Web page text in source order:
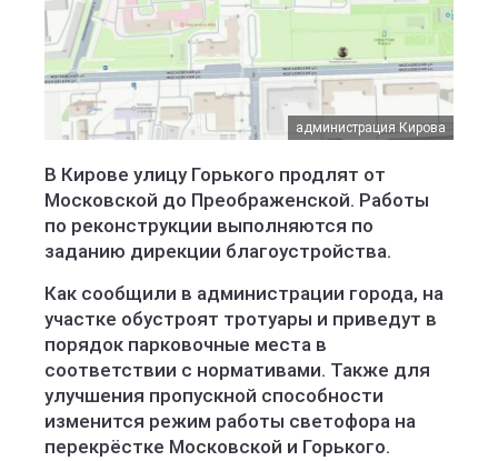
администрация Кирова
В Кирове улицу Горького продлят от
Московской до Преображенской. Работы
по реконструкции выполняются по
заданию дирекции благоустройства.
Как сообщили в администрации города, на
участке обустроят тротуары и приведут в
порядок парковочные места в
соответствии с нормативами. Также для
улучшения пропускной способности
изменится режим работы светофора на
перекрёстке Московской и Горького.